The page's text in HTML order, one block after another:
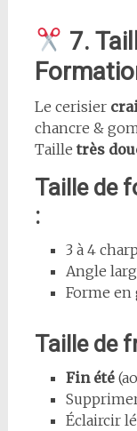
7.
Le cerisier
chancre &
Tailletrès
Taille de
:
3 à 4
Angle
Forme en
Taille de
Fin été
Éclaircir